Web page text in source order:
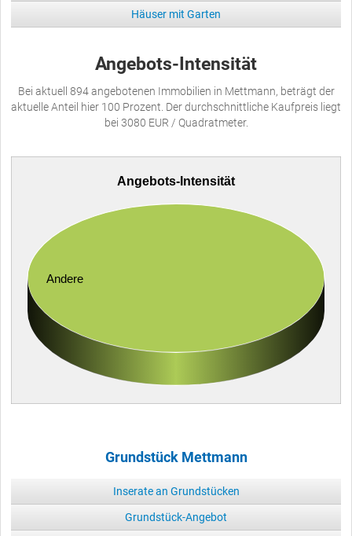
Häuser mit Garten
Angebots-Intensität
Bei aktuell 894 angebotenen Immobilien in Mettmann, beträgt der
aktuelle Anteil hier 100 Prozent. Der durchschnittliche Kaufpreis liegt
bei 3080 EUR / Quadratmeter.
Angebots-Intensität
Andere
Grundstück Mettmann
Inserate an Grundstücken
Grundstück-Angebot